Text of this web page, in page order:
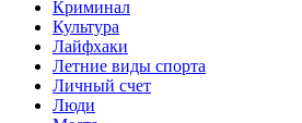
Криминал
Культура
Лайфхаки
Летние виды спорта
Личный счет
Люди